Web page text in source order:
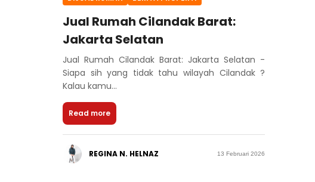
Jual Rumah Cilandak Barat:
Jakarta Selatan
Jual Rumah Cilandak Barat: Jakarta Selatan -
Siapa sih yang tidak tahu wilayah Cilandak ?
Kalau kamu...
Read more
REGINA N. HELNAZ 13 Februari 2026